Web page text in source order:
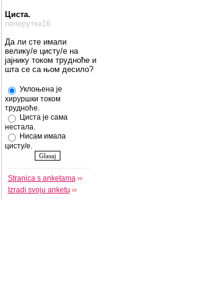
Циста.
пеперутка16
Да ли сте имали
велику/е цисту/е на
јајнику током трудноће и
шта се са њом десило?
Уклоњена је
хируршки током
трудноће.
Циста је сама
нестала.
Нисам имала
цисту/е.
Stranica s anketama
Izradi svoju anketu